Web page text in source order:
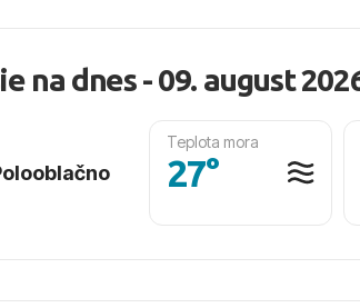
na dnes - 09. august
Teplota mora
27°